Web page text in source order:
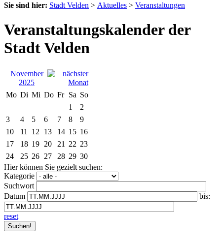
Sie sind hier: Stadt Velden > Aktuelles > Veranstaltungen
Veranstaltungskalender der
Stadt Velden
November
2025
Mo Di Mi Do Fr Sa So
1
2
3
4 5 6 7 8
9
10
11 12 13 14 15 16
17
18 19 20 21 22 23
24
25 26 27 28 29 30
Hier können Sie gezielt suchen:
Kategorie
Suchwort
Datum
bis:
reset